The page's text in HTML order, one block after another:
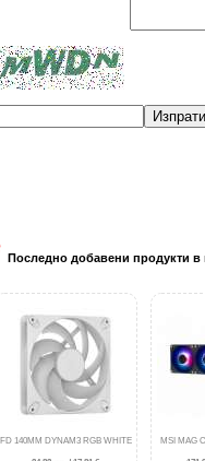
Изпрати
Последно добавени продукти в
FD 140MM DYNAM3 RGB WHITE MSI MAG